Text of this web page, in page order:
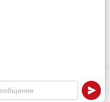
Калькулятор Чат
3D-панелей